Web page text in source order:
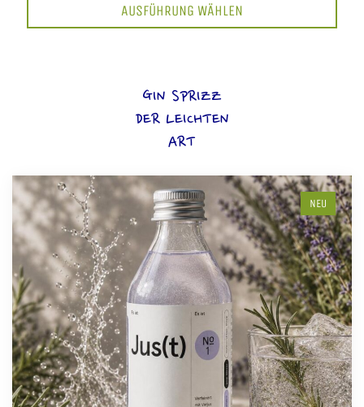
AUSFÜHRUNG WÄHLEN
GIN SPRIZZ
DER LEICHTEN
ART
NEU